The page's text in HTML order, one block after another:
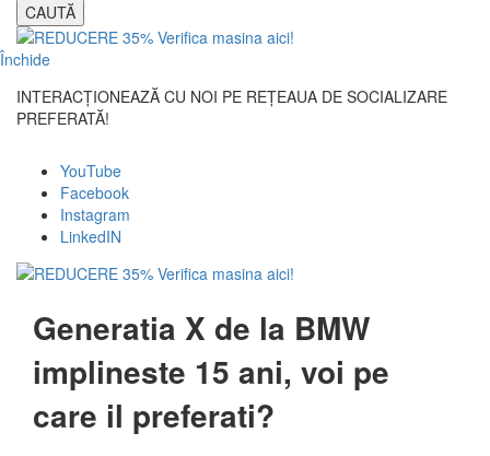
CAUTĂ
Închide
INTERACȚIONEAZĂ CU NOI PE REȚEAUA DE SOCIALIZARE
PREFERATĂ!
YouTube
Facebook
Instagram
LinkedIN
Generatia X de la BMW
implineste 15 ani, voi pe
care il preferati?